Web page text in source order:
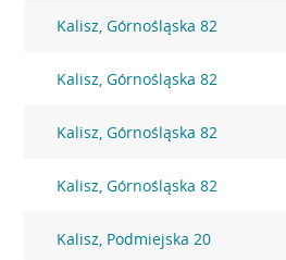
Kalisz, Górnośląska 82
Kalisz, Górnośląska 82
Kalisz, Górnośląska 82
Kalisz, Górnośląska 82
Kalisz, Podmiejska 20